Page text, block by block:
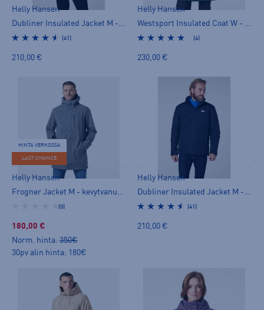
Helly Hansen
Dubliner Insulated Jacket M - kevytvanutakki
(41)
210,00 €
Helly Hansen
Westsport Insulated Coat W - kevytvanutakki
(4)
230,00 €
HINTA VERKOSSA
LAST CHANCE
Helly Hansen
Frogner Jacket M - kevytvanutakki
(0)
180,00 €
Norm. hinta: 350€
30pv alin hinta: 180€
Helly Hansen
Dubliner Insulated Jacket M - kevytvanutakki
(41)
210,00 €